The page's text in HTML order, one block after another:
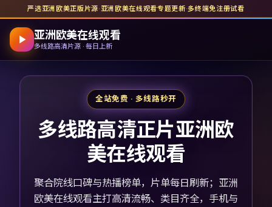
严选亚洲欧美正版片源· 亚洲欧美在线观看专题更新·多终端免注册试看
亚洲欧美在线观看
多线路高清片源 · 每日上新
全站免费 · 多线路秒开
多线路高清正片亚洲欧
美在线观看
聚合院线口碑与热播榜单，片单每日刷新；亚洲
欧美在线观看主打高清流畅、类目齐全，手机与